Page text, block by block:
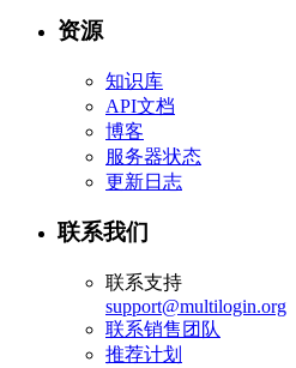
资源
知识库
API文档
博客
服务器状态
更新日志
联系我们
联系支持
support@multilogin.org
联系销售团队
推荐计划